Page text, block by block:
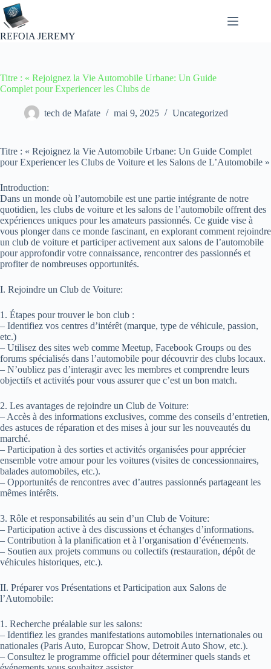
Passer
au
contenu
REFOIA JEREMY
Titre : « Rejoignez la Vie Automobile Urbane: Un Guide
Complet pour Experiencer les Clubs de
tech de Mafate mai 9, 2025 Uncategorized
Titre : « Rejoignez la Vie Automobile Urbane: Un Guide Complet
pour Experiencer les Clubs de Voiture et les Salons de L’Automobile »
Introduction:
Dans un monde où l’automobile est une partie intégrante de notre
quotidien, les clubs de voiture et les salons de l’automobile offrent des
expériences uniques pour les amateurs passionnés. Ce guide vise à
vous plonger dans ce monde fascinant, en explorant comment rejoindre
un club de voiture et participer activement aux salons de l’automobile
pour approfondir votre connaissance, rencontrer des passionnés et
profiter de nombreuses opportunités.
I. Rejoindre un Club de Voiture:
1. Étapes pour trouver le bon club :
– Identifiez vos centres d’intérêt (marque, type de véhicule, passion,
etc.)
– Utilisez des sites web comme Meetup, Facebook Groups ou des
forums spécialisés dans l’automobile pour découvrir des clubs locaux.
– N’oubliez pas d’interagir avec les membres et comprendre leurs
objectifs et activités pour vous assurer que c’est un bon match.
2. Les avantages de rejoindre un Club de Voiture:
– Accès à des informations exclusives, comme des conseils d’entretien,
des astuces de réparation et des mises à jour sur les nouveautés du
marché.
– Participation à des sorties et activités organisées pour apprécier
ensemble votre amour pour les voitures (visites de concessionnaires,
balades automobiles, etc.).
– Opportunités de rencontres avec d’autres passionnés partageant les
mêmes intérêts.
3. Rôle et responsabilités au sein d’un Club de Voiture:
– Participation active à des discussions et échanges d’informations.
– Contribution à la planification et à l’organisation d’événements.
– Soutien aux projets communs ou collectifs (restauration, dépôt de
véhicules historiques, etc.).
II. Préparer vos Présentations et Participation aux Salons de
l’Automobile:
1. Recherche préalable sur les salons:
– Identifiez les grandes manifestations automobiles internationales ou
nationales (Paris Auto, Europcar Show, Detroit Auto Show, etc.).
– Consultez le programme officiel pour déterminer quels stands et